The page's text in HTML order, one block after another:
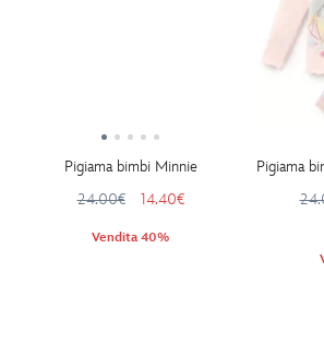
Pigiama bimbi Minnie
24.00€
14.40€
Vendita 40%
Pigiama